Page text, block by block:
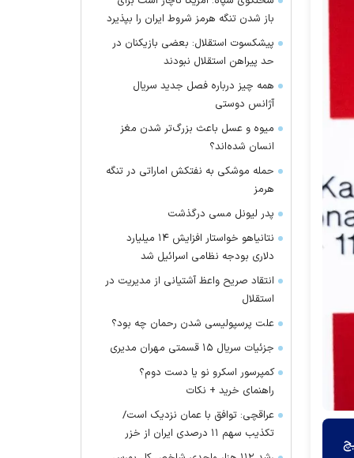
باز شدن تنگه هرمز شروط ایران را بپذیرد
پیشکسوت استقلال: بعضی بازیکنان در
حد پیراهن استقلال نبودند
همه چیز درباره فصل جدید سریال
آژانس دوستی
میوه و عسل باعث بزرگ‌تر شدن مغز
انسان شده‌اند؟
حمله موشکی به نفتکش اماراتی در تنگه
هرمز
پدر لیونل مسی درگذشت
نتانیاهو خواستار افزایش ۱۴ میلیارد
دلاری بودجه نظامی اسرائیل شد
انتقاد صریح واعظ آشتیانی از مدیریت در
استقلال
علت پرسپولیسی شدن رحمان چه بود؟
جزئیات سریال ۱۵ قسمتی مهران مدیری
کمپرسور اسکرو نو یا دست دوم؟
راهنمای خرید + نکات
عراقچی: توافق با عمان نزدیک است/
تکذیب سهم ۱۱ درصدی ایران از خزر